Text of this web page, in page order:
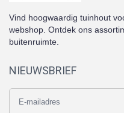
Vind hoogwaardig tuinhout
webshop. Ontdek ons
buitenruimte.
NIEUWSBRIEF